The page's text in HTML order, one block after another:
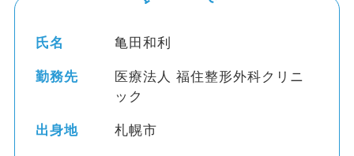
氏名 亀田和利
勤務先
医療法人 福住整形外科クリニ
ック
出身地 札幌市